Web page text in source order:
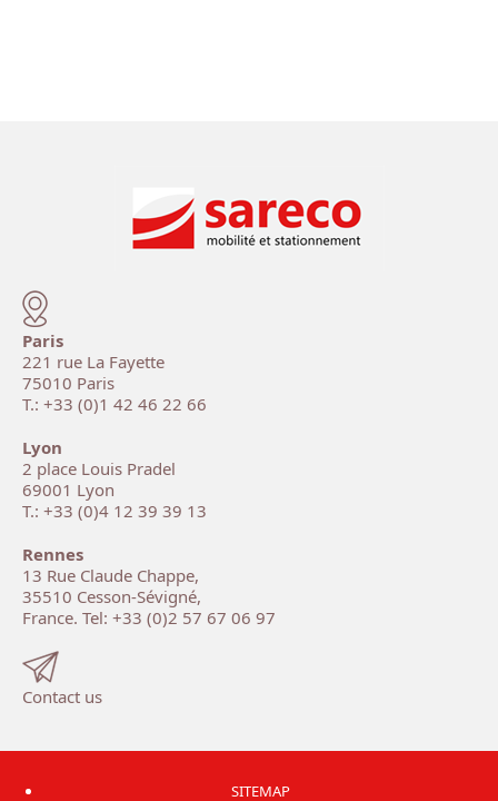
Paris
221 rue La Fayette
75010 Paris
T.: +33 (0)1 42 46 22 66
Lyon
2 place Louis Pradel
69001 Lyon
T.: +33 (0)4 12 39 39 13
Rennes
13 Rue Claude Chappe,
35510 Cesson-Sévigné,
France. Tel: +33 (0)2 57 67 06 97
Contact us
SITEMAP